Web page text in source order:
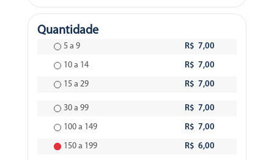
Quantidade
5 a 9 R$ 7,00
10 a 14 R$ 7,00
15 a 29 R$ 7,00
30 a 99 R$ 7,00
100 a 149 R$ 7,00
150 a 199 R$ 6,00